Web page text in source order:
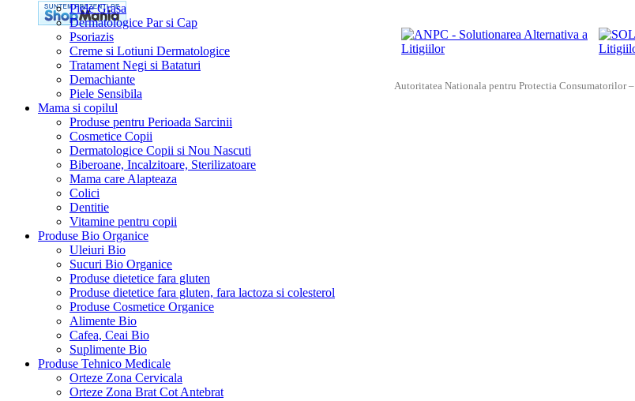
Piele Grasa
Dermatologice Par si Cap
Psoriazis
Creme si Lotiuni Dermatologice
Tratament Negi si Bataturi
Demachiante
Piele Sensibila
Mama si copilul
Produse pentru Perioada Sarcinii
Cosmetice Copii
Dermatologice Copii si Nou Nascuti
Biberoane, Incalzitoare, Sterilizatoare
Mama care Alapteaza
Colici
Dentitie
Vitamine pentru copii
Produse Bio Organice
Uleiuri Bio
Sucuri Bio Organice
Produse dietetice fara gluten
Produse dietetice fara gluten, fara lactoza si colesterol
Produse Cosmetice Organice
Alimente Bio
Cafea, Ceai Bio
Suplimente Bio
Produse Tehnico Medicale
Orteze Zona Cervicala
Orteze Zona Brat Cot Antebrat
Autoritatea Nationala pentru Protectia Consumatorilor –